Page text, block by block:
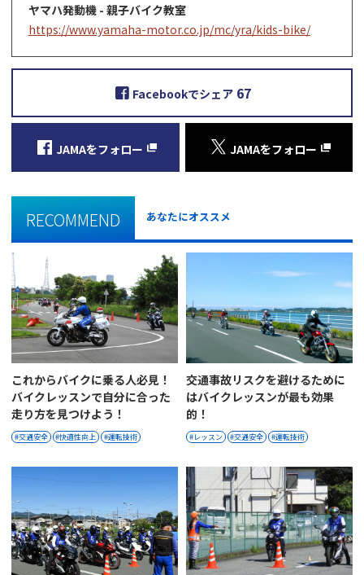
ヤマハ発動機 - 親子バイク教室
https://www.yamaha-motor.co.jp/mc/yra/kids-bike/
Facebookでシェア 67
JAMAをフォロー JAMAをフォロー
RECOMMEND あなたにオススメ
これからバイクに乗る人必見！
バイクレッスンで自分に合った
走り方を見つけよう！
交通安全 快適性向上 運転技術
交通事故リスクを避けるために
はバイクレッスンが最も効果
的！
レッスン 交通安全 運転技術